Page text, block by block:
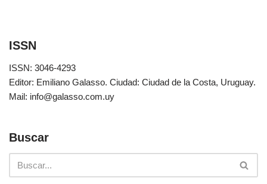
ISSN
ISSN: 3046-4293
Editor: Emiliano Galasso. Ciudad: Ciudad de la Costa, Uruguay.
Mail: info@galasso.com.uy
Buscar